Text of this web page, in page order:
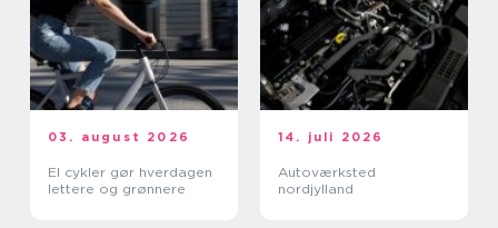
03. august 2026
El cykler gør hverdagen
lettere og grønnere
14. juli 2026
Autoværksted
nordjylland